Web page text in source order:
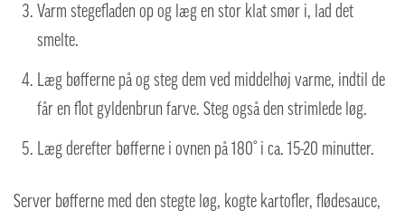
Varm stegefladen op og læg en stor klat smør i, lad det
smelte.
Læg bøfferne på og steg dem ved middelhøj varme, indtil de
får en flot gyldenbrun farve. Steg også den strimlede løg.
Læg derefter bøfferne i ovnen på 180° i ca. 15-20 minutter.
Server bøfferne med den stegte løg, kogte kartofler, flødesauce,